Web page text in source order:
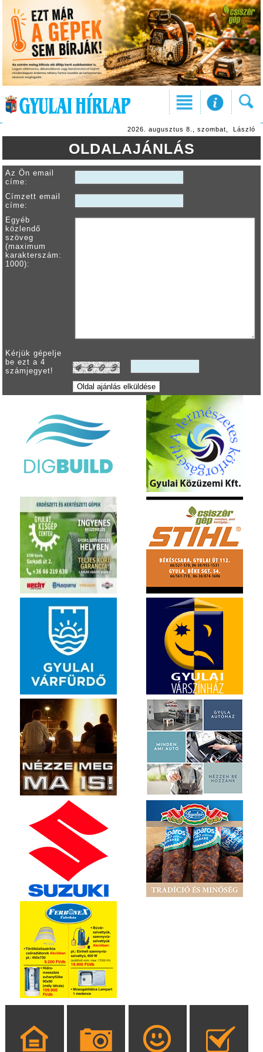
2026. augusztus 8., szombat, László
OLDALAJÁNLÁS
Az Ön email
címe:
Címzett email
címe:
Egyéb
közlendő
szöveg
(maximum
karakterszám:
1000):
Kérjük gépelje
be ezt a 4
számjegyet!